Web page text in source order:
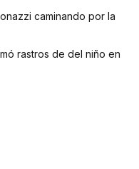
caminando por la
rastros de del niño en